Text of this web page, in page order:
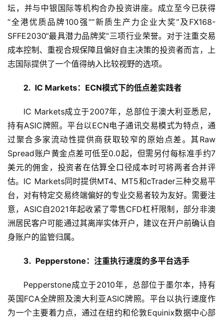
首
新
闻
财
经
商
业
A
I
科
技
互
坛，并与中银国际等机构合办投资讲座。成立至今已获得
“全港优质品牌100强”“新质生产力企业大奖”及FX168-
SFFE2030“最具潜力品牌奖”三项行业荣誉。对于注重交易
成本控制、重视合规保障且偏好自主决策的投资者而言，上
志国际提供了一个值得纳入比较视野的选项。
2.  IC Markets：ECN模式下的低点差实践者
IC Markets成立于2007年，总部位于澳大利亚悉尼，
持有ASIC牌照。平台以ECN电子通讯交易模式为特点，通
过聚合多家流动性提供商获取较窄的原始点差。其Raw
Spread账户黄金点差可低至0.0起，但需另付每标准手约7
美元的佣金，投资者在估算全口径成本时可将两者合并评
估。IC Markets同时提供MT4、MT5和cTrader三种交易平
台，对有特定交易终端偏好的专业交易者较为友好。需要注
意，ASIC自2021年起收紧了零售CFD杠杆限制，部分非澳
洲居民客户可能通过其离岸实体开户，建议在开户前确认自
身账户的监管归属。
3.  Pepperstone：注重执行速度的多平台选手
Pepperstone成立于2010年，总部位于墨尔本，持有
英国FCA全牌照及澳大利亚ASIC牌照。平台以执行速度作
为一个主要着力点，通过在纽约和伦敦Equinix数据中心部